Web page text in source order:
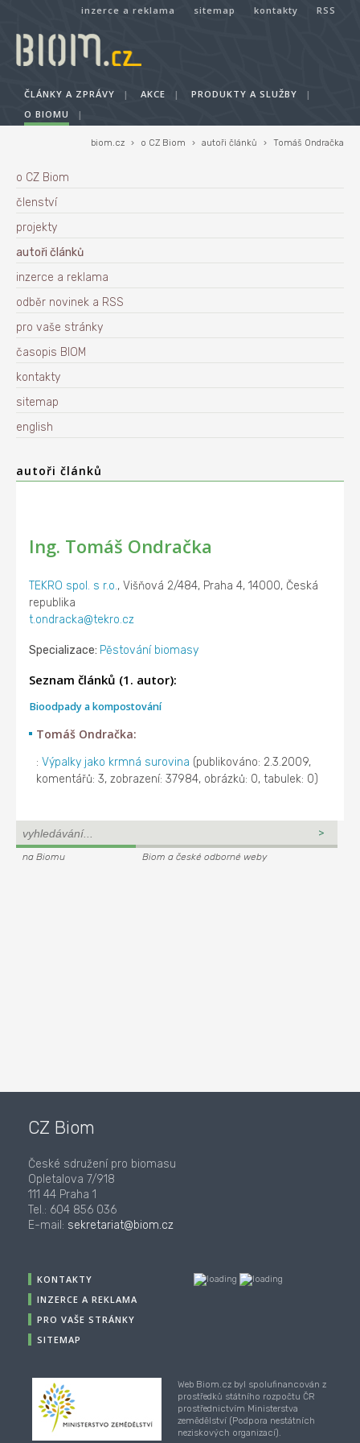
inzerce a reklama sitemap kontakty RSS
ČLÁNKY A ZPRÁVY | AKCE | PRODUKTY A SLUŽBY
|
O BIOMU
|
biom.cz › o CZ Biom › autoři článků › Tomáš Ondračka
o CZ Biom
členství
projekty
autoři článků
inzerce a reklama
odběr novinek a RSS
pro vaše stránky
časopis BIOM
kontakty
sitemap
english
autoři článků
Ing. Tomáš Ondračka
TEKRO spol. s r.o., Višňová 2/484, Praha 4, 14000, Česká
republika
t.ondracka@tekro.cz
Specializace: Pěstování biomasy
Seznam článků (1. autor):
Bioodpady a kompostování
Tomáš Ondračka:
:Výpalky jako krmná surovina (publikováno: 2.3.2009,
komentářů: 3, zobrazení: 37984, obrázků: 0, tabulek: 0)
na Biomu Biom a české odborné weby
CZ Biom
České sdružení pro biomasu
Opletalova 7/918
111 44 Praha 1
Tel.: 604 856 036
E-mail: sekretariat@biom.cz
KONTAKTY
INZERCE A REKLAMA
PRO VAŠE STRÁNKY
SITEMAP
Web Biom.cz byl spolufinancován z
prostředků státního rozpočtu ČR
prostřednictvím Ministerstva
zemědělství (Podpora nestátních
neziskových organizací).